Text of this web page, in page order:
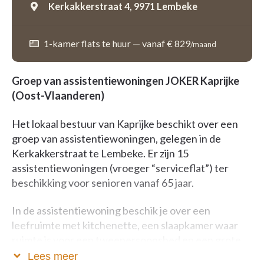
Kerkakkerstraat 4, 9971 Lembeke
1-kamer flats te huur — vanaf € 829/maand
Groep van assistentiewoningen JOKER Kaprijke
(Oost-Vlaanderen)
Het lokaal bestuur van Kaprijke beschikt over een
groep van assistentiewoningen, gelegen in de
Kerkakkerstraat te Lembeke. Er zijn 15
assistentiewoningen (vroeger “serviceflat”) ter
beschikking voor senioren vanaf 65 jaar.
In de assistentiewoning beschik je over een
leefruimte met kitchenette, een slaapkamer waar
kleerkast, een badkamer met inloopdouche, toilet en
Lees meer